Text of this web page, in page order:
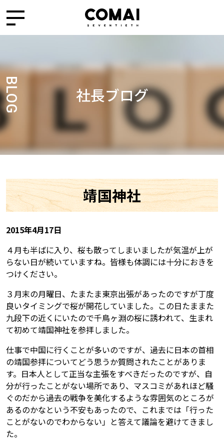
BLOG 社長ブログ
靖国神社
2015年4月17日
４月も半ばに入り、桜も散ってしまいましたが気温が上が
らない日が続いていますね。皆様も体調には十分におきを
つけください。
３月末の月曜日、たまたま東京出張があったのですが丁度
良いタイミングで桜が開花していました。この日たままた
九段下の近くにいたので千鳥ヶ淵の桜に誘われて、生まれ
て初めて靖国神社を参拝しました。
仕事で中国に行くことが多いのですが、過去に日本の首相
の靖国参拝についてどう思うか質問されたことがありま
す。日本人として正当な主張をすべきだったのですが、自
分が行ったことがない場所であり、マスコミがあれほど騒
ぐのだから過去の戦争を美化するような雰囲気のところが
あるのかなという不安もあったので、これまでは「行った
ことがないのでわからない」と答えて議論を避けてきまし
た。